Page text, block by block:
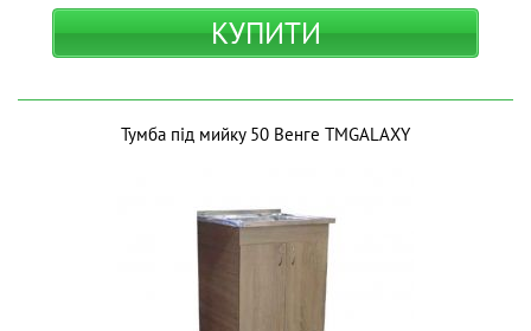
КУПИТИ
Тумба під мийку 50 Венге ТМGALAXY